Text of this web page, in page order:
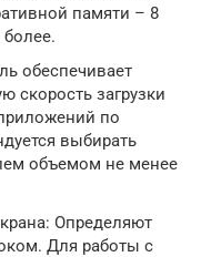
памяти – 8
обеспечивает
скорость загрузки
по
выбирать
объемом не менее
Определяют
Для работы с